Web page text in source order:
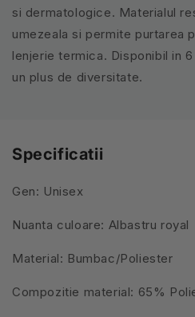
si dermatologice. Materialul
umezeala si permite purtarea
lenjerie termica. Disponibil in
un plus de diversitate.
Specificatii
Gen: Unisex
Nuanta culoare: Albastru royal
Material: Bumbac/Poliester
Compozitie material: 65%